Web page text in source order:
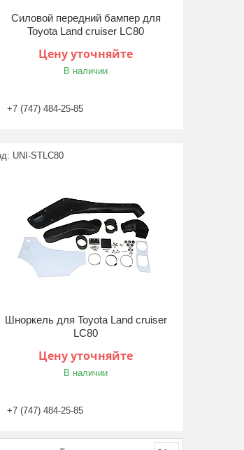
Силовой передний бампер для
Toyota Land cruiser LC80
Цену уточняйте
В наличии
+7 (747) 484-25-85
UNI-STLC80
Шноркель для Toyota Land cruiser
LC80
Цену уточняйте
В наличии
+7 (747) 484-25-85